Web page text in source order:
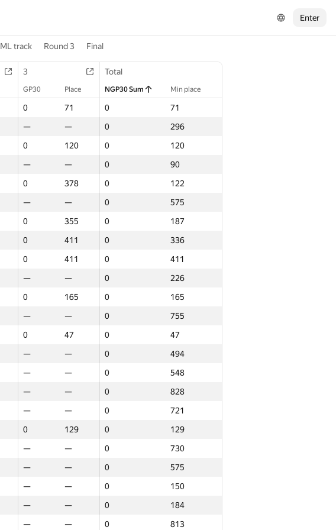
Enter
ML track Round 3 Final
3 Total
GP30 Place NGP30 Sum Min place
0 71 0
71
— — 0
296
0 120 0
120
— — 0
90
0 378 0
122
— — 0
575
0 355 0
187
0 411 0
336
0 411 0
411
— — 0
226
0 165 0
165
— — 0
755
0 47 0
47
— — 0
494
— — 0
548
— — 0
828
— — 0
721
0 129 0
129
— — 0
730
— — 0
575
— — 0
150
— — 0
184
— — 0
813
Total
NGP30 Sum Min place